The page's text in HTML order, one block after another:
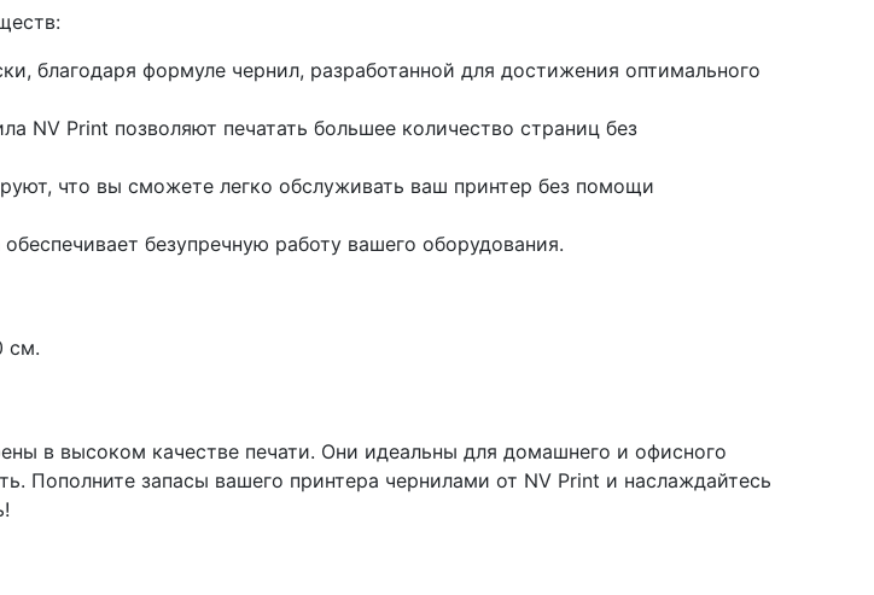
благодаря формуле чернил, разработанной для достижения оптимального
NV Print позволяют печатать большее количество страниц без
что вы сможете легко обслуживать ваш принтер без помощи
безупречную работу вашего оборудования.
см.
в высоком качестве печати. Они идеальны для домашнего и офисного
Пополните запасы вашего принтера чернилами от NV Print и наслаждайтесь